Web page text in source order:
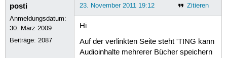
posti
Anmeldungsdatum:
30. März 2009
Beiträge:2087
Zitieren
23. November 2011 19:12
Hi
Auf der verlinkten Seite steht 'TING kann
Audioinhalte mehrerer Bücher speichern